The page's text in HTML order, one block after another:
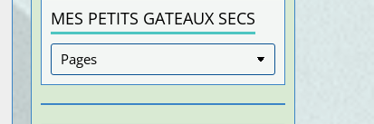
MES PETITS GATEAUX SECS